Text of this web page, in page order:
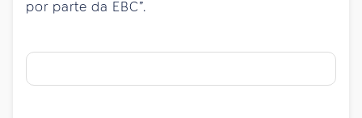
por parte da EBC”.